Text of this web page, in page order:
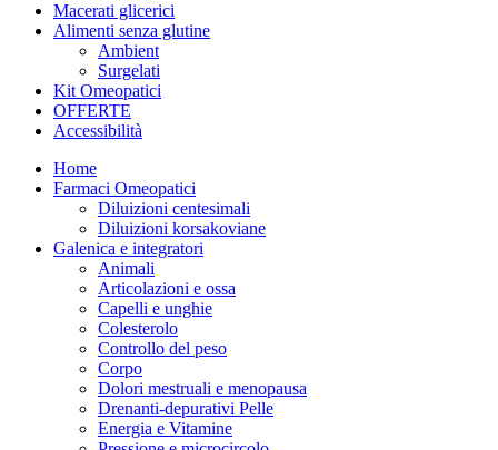
Macerati glicerici
Alimenti senza glutine
Ambient
Surgelati
Kit Omeopatici
OFFERTE
Accessibilità
Home
Farmaci Omeopatici
Diluizioni centesimali
Diluizioni korsakoviane
Galenica e integratori
Animali
Articolazioni e ossa
Capelli e unghie
Colesterolo
Controllo del peso
Corpo
Dolori mestruali e menopausa
Drenanti-depurativi Pelle
Energia e Vitamine